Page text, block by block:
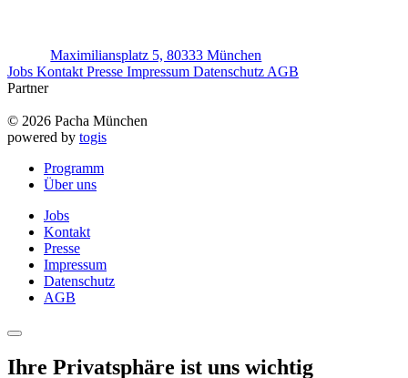
Maximiliansplatz 5, 80333 München
Jobs Kontakt Presse Impressum Datenschutz AGB
Partner
© 2026 Pacha München
powered by togis
Programm
Über uns
Jobs
Kontakt
Presse
Impressum
Datenschutz
AGB
Ihre Privatsphäre ist uns wichtig